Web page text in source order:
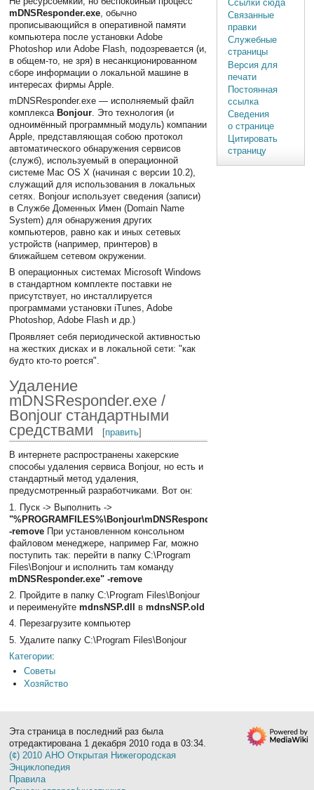
mDNSResponder.exe , обычно
прописывающийся в оперативной памяти
компьютера после установки Adobe
Photoshop или Adobe Flash, подозревается (и,
в общем-то, не зря) в несанкционированном
сборе информации о локальной машине в
интересах фирмы Apple.
mDNSResponder.exe — исполняемый файл
комплекса Bonjour. Это технология (и
одноимённый программный модуль) компании
Apple, представляющая собою протокол
автоматического обнаружения сервисов
(служб), используемый в операционной
системе Mac OS X (начиная с версии 10.2),
служащий для использования в локальных
сетях. Bonjour использует сведения (записи)
в Службе Доменных Имен (Domain Name
System) для обнаружения других
компьютеров, равно как и иных сетевых
устройств (например, принтеров) в
ближайшем сетевом окружении.
В операционных системах Microsoft Windows
в стандартном комплекте поставки не
присутствует, но инсталлируется
программами установки iTunes, Adobe
Photoshop, Adobe Flash и др.)
Проявляет себя периодической активностью
на жестких дисках и в локальной сети: "как
будто кто-то роется".
Удаление
mDNSResponder.exe /
Bonjour стандартными
средствами
[править]
В интернете распространены хакерские
способы удаления сервиса Bonjour, но есть и
стандартный метод удаления,
предусмотренный разработчиками. Вот он:
1. Пуск -> Выполнить ->
"%PROGRAMFILES%\Bonjour\mDNSResponder.exe"
-remove При установленном консольном
файловом менеджере, например Far, можно
поступить так: перейти в папку C:\Program
Files\Bonjour и исполнить там команду
mDNSResponder.exe" -remove
2. Пройдите в папку C:\Program Files\Bonjour
и переименуйтеmdnsNSP.dll вmdnsNSP.old
4. Перезагрузите компьютер
5. Удалите папку C:\Program Files\Bonjour
Категории:
Советы
Хозяйство
Ссылки сюда
Связанные
правки
Служебные
страницы
Версия для
печати
Постоянная
ссылка
Сведения
о странице
Цитировать
страницу
Эта страница в последний раз была
отредактирована 1 декабря 2010 года в 03:34.
(¢) 2010 АНО Открытая Нижегородская
Энциклопедия
Правила